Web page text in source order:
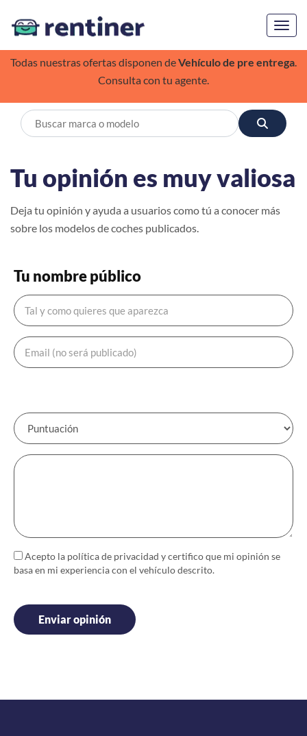
Todas nuestras ofertas disponen deVehículo de pre entrega.
Consulta con tu agente.
Tu opinión es muy valiosa
Deja tu opinión y ayuda a usuarios como tú a conocer más
sobre los modelos de coches publicados.
Tu nombre público
Acepto la política de privacidad y certifico que mi opinión se
basa en mi experiencia con el vehículo descrito.